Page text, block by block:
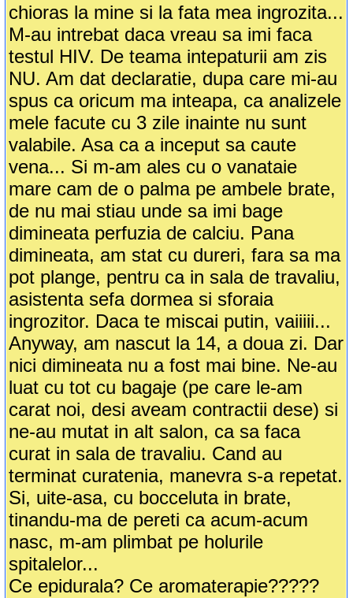
chioras la mine si la fata mea ingrozita...
M-au intrebat daca vreau sa imi faca
testul HIV. De teama intepaturii am zis
NU. Am dat declaratie, dupa care mi-au
spus ca oricum ma inteapa, ca analizele
mele facute cu 3 zile inainte nu sunt
valabile. Asa ca a inceput sa caute
vena... Si m-am ales cu o vanataie
mare cam de o palma pe ambele brate,
de nu mai stiau unde sa imi bage
dimineata perfuzia de calciu. Pana
dimineata, am stat cu dureri, fara sa ma
pot plange, pentru ca in sala de travaliu,
asistenta sefa dormea si sforaia
ingrozitor. Daca te miscai putin, vaiiiii...
Anyway, am nascut la 14, a doua zi. Dar
nici dimineata nu a fost mai bine. Ne-au
luat cu tot cu bagaje (pe care le-am
carat noi, desi aveam contractii dese) si
ne-au mutat in alt salon, ca sa faca
curat in sala de travaliu. Cand au
terminat curatenia, manevra s-a repetat.
Si, uite-asa, cu bocceluta in brate,
tinandu-ma de pereti ca acum-acum
nasc, m-am plimbat pe holurile
spitalelor...
Ce epidurala? Ce aromaterapie?????